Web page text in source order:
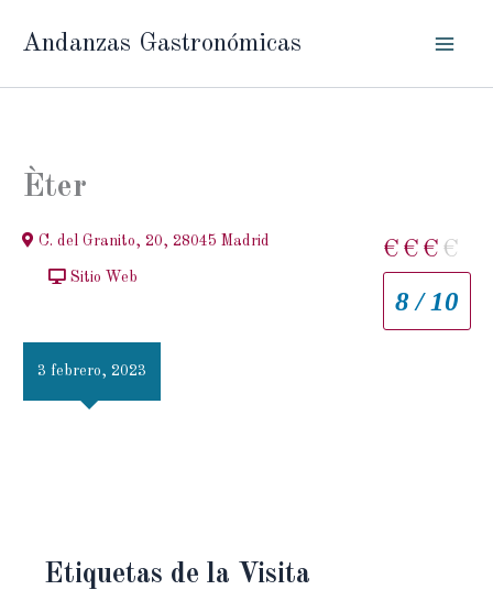
Andanzas Gastronómicas
Èter
C. del Granito, 20, 28045 Madrid
Sitio Web
€ € € €
8 / 10
3 febrero, 2023
Etiquetas de la Visita